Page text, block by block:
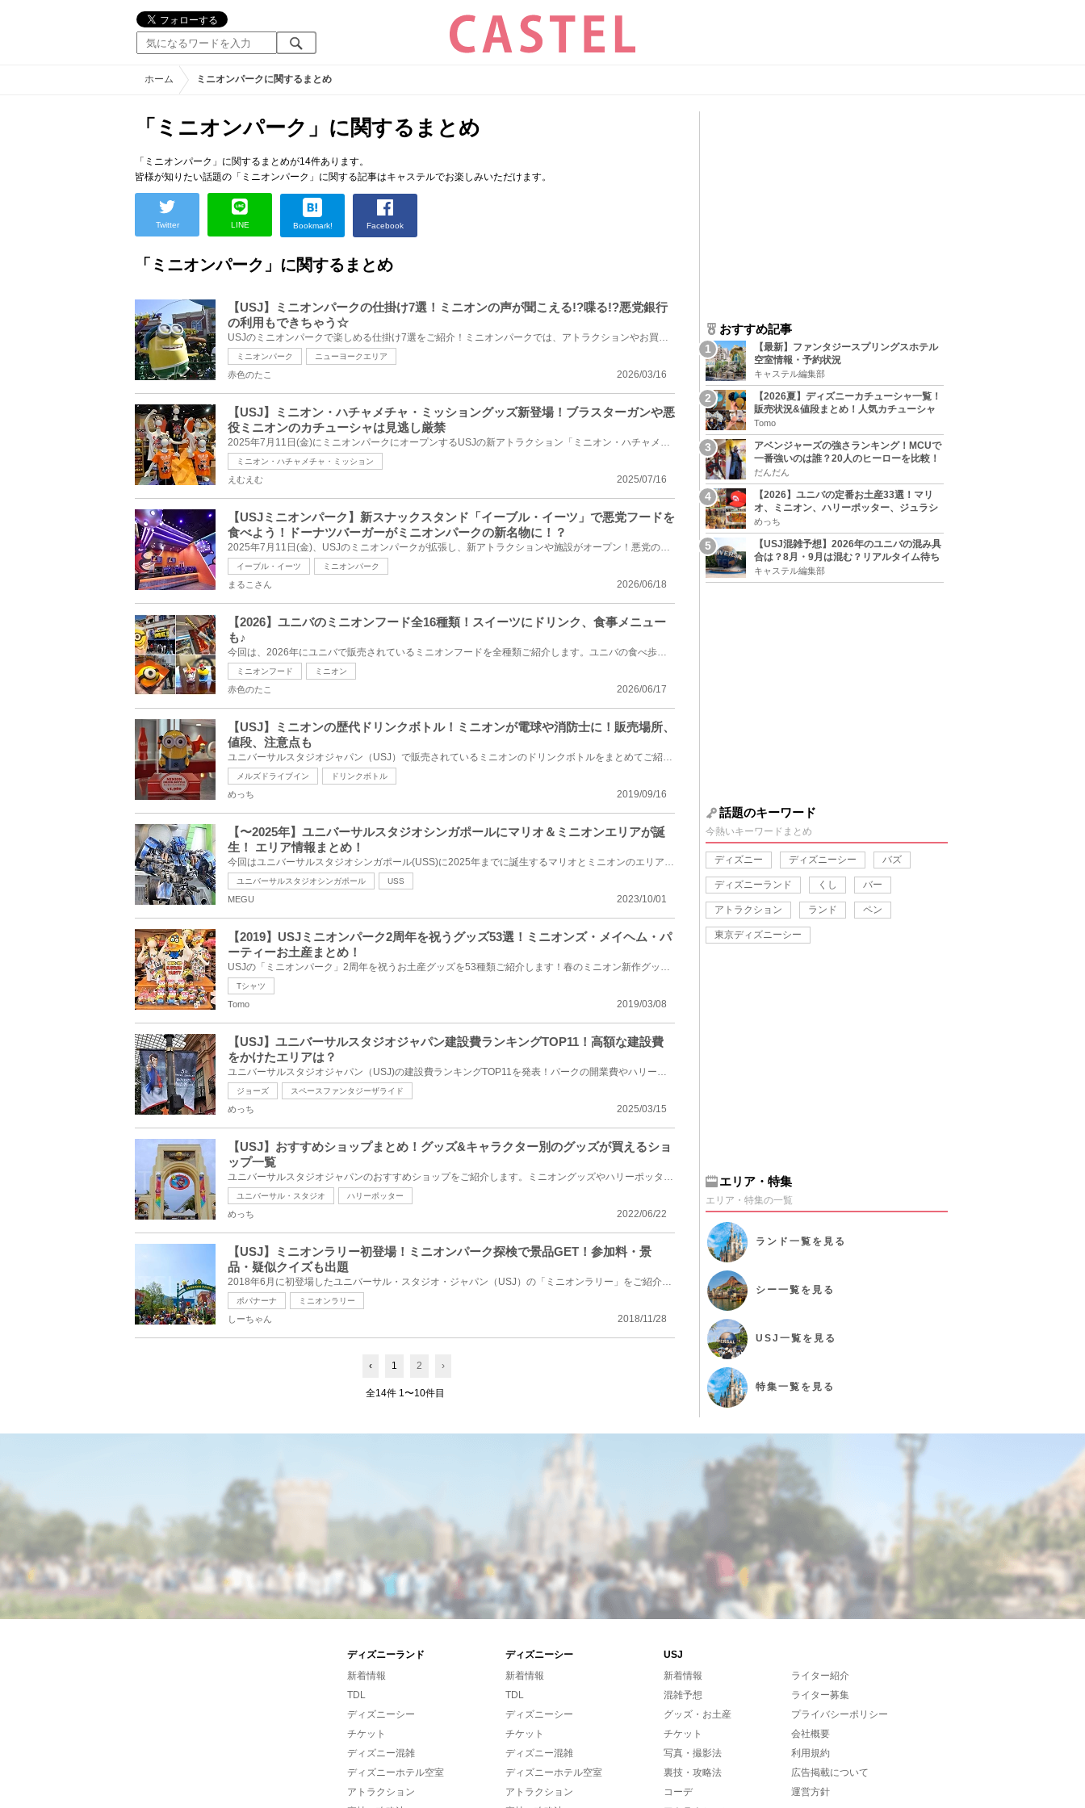
ホーム ミニオンパークに関するまとめ
「ミニオンパーク」に関するまとめ
「ミニオンパーク」に関するまとめが14件あります。
皆様が知りたい話題の「ミニオンパーク」に関する記事はキャステルでお楽しみいただけます。
Twitter LINE Bookmark! Facebook
「ミニオンパーク」に関するまとめ
【USJ】ミニオンパークの仕掛け7選！ミニオンの声が聞こえる!?喋る!?悪党銀行
の利用もできちゃう☆
USJのミニオンパークで楽しめる仕掛け7選をご紹介！ミニオンパークでは、アトラクションやお買い物を楽...
ミニオンパーク ニューヨークエリア
2026/03/16
赤色のたこ
【USJ】ミニオン・ハチャメチャ・ミッショングッズ新登場！ブラスターガンや悪
役ミニオンのカチューシャは見逃し厳禁
2025年7月11日(金)にミニオンパークにオープンするUSJの新アトラクション「ミニオン・ハチャメチャ・ミ...
ミニオン・ハチャメチャ・ミッション
2025/07/16
えむえむ
【USJミニオンパーク】新スナックスタンド「イーブル・イーツ」で悪党フードを
食べよう！ドーナツバーガーがミニオンパークの新名物に！？
2025年7月11日(金)、USJのミニオンパークが拡張し、新アトラクションや施設がオープン！悪党のためのス...
イーブル・イーツ ミニオンパーク
2026/06/18
まるこさん
【2026】ユニバのミニオンフード全16種類！スイーツにドリンク、食事メニュー
も♪
今回は、2026年にユニバで販売されているミニオンフードを全種類ご紹介します。ユニバの食べ歩きフード...
ミニオンフード ミニオン
2026/06/17
赤色のたこ
【USJ】ミニオンの歴代ドリンクボトル！ミニオンが電球や消防士に！販売場所、
値段、注意点も
ユニバーサルスタジオジャパン（USJ）で販売されているミニオンのドリンクボトルをまとめてご紹介します...
メルズドライブイン ドリンクボトル
2019/09/16
めっち
【〜2025年】ユニバーサルスタジオシンガポールにマリオ＆ミニオンエリアが誕
生！ エリア情報まとめ！
今回はユニバーサルスタジオシンガポール(USS)に2025年までに誕生するマリオとミニオンのエリアについて...
ユニバーサルスタジオシンガポール USS
2023/10/01
MEGU
【2019】USJミニオンパーク2周年を祝うグッズ53選！ミニオンズ・メイヘム・パ
ーティーお土産まとめ！
USJの「ミニオンパーク」2周年を祝うお土産グッズを53種類ご紹介します！春のミニオン新作グッズは、ハ...
Tシャツ
2019/03/08
Tomo
【USJ】ユニバーサルスタジオジャパン建設費ランキングTOP11！高額な建設費
をかけたエリアは？
ユニバーサルスタジオジャパン（USJ)の建設費ランキングTOP11を発表！パークの開業費やハリーポッターエ...
ジョーズ スペースファンタジーザライド
2025/03/15
めっち
【USJ】おすすめショップまとめ！グッズ&キャラクター別のグッズが買えるショ
ップ一覧
ユニバーサルスタジオジャパンのおすすめショップをご紹介します。ミニオングッズやハリーポッターグッ...
ユニバーサル・スタジオ ハリーポッター
2022/06/22
めっち
【USJ】ミニオンラリー初登場！ミニオンパーク探検で景品GET！参加料・景
品・疑似クイズも出題
2018年6月に初登場したユニバーサル・スタジオ・ジャパン（USJ）の「ミニオンラリー」をご紹介します。...
ポパナーナ ミニオンラリー
2018/11/28
しーちゃん
‹ 1 2 ›
全14件 1〜10件目
おすすめ記事
【最新】ファンタジースプリングスホテル
空室情報・予約状況
キャステル編集部
【2026夏】ディズニーカチューシャ一覧！
販売状況&値段まとめ！人気カチューシャ
をチェック
Tomo
アベンジャーズの強さランキング！MCUで
一番強いのは誰？20人のヒーローを比較！
だんだん
【2026】ユニバの定番お土産33選！マリ
オ、ミニオン、ハリーポッター、ジュラシ
ックパーク、セサミ、SINGなどのグッズ情
報
めっち
【USJ混雑予想】2026年のユニバの混み具
合は？8月・9月は混む？リアルタイム待ち
時間アプリも
キャステル編集部
話題のキーワード
今熱いキーワードまとめ
ディズニー ディズニーシー バズ
ディズニーランド くし バー
アトラクション ランド ペン
東京ディズニーシー
エリア・特集
エリア・特集の一覧
ランド 一覧を見る
シー一覧を見る
USJ 一覧を見る
特集一覧を見る
ディズニーランド ディズニーシー
USJ
新着情報
TDL
ディズニーシー
チケット
ディズニー混雑
ディズニーホテル空室
アトラクション
新着情報
TDL
ディズニーシー
チケット
ディズニー混雑
ディズニーホテル空室
アトラクション
新着情報
混雑予想
グッズ・お土産
チケット
写真・撮影法
裏技・攻略法
コーデ
ライター紹介
ライター募集
プライバシーポリシー
会社概要
利用規約
広告掲載について
運営方針